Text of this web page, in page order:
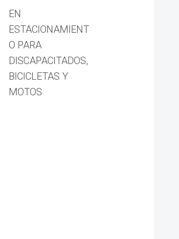
EN
ESTACIONAMIENT
O PARA
DISCAPACITADOS,
BICICLETAS Y
MOTOS